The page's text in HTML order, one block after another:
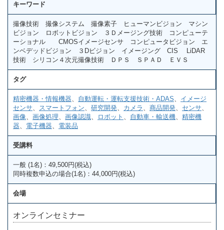
キーワード
撮像技術 撮像システム 撮像素子 ヒューマンビジョン マシン
ビジョン ロボットビジョン ３Ｄメージング技術 コンピューテ
ーショナル CMOSイメージセンサ コンピュータビジョン エ
ンベデッドビジョン ３Dビジョン イメージング CIS LiDAR
技術 シリコン４次元撮像技術 ＤＰＳ ＳＰＡＤ ＥＶＳ
タグ
精密機器・情報機器、 自動運転・運転支援技術・ADAS、 イメージ
センサ、 スマートフォン、 研究開発、 カメラ 、 商品開発、 センサ、
画像、 画像処理、 画像認識、 ロボット 、 自動車・輸送機、 精密機
器、 電子機器、 電装品
受講料
一般 (1名)：49,500円(税込)
同時複数申込の場合(1名)：44,000円(税込)
会場
オンラインセミナー